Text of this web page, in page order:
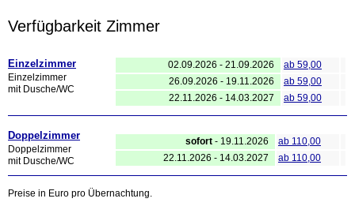
Verfügbarkeit Zimmer
Einzelzimmer
Einzelzimmer
mit Dusche/WC
02.09.2026 - 21.09.2026
ab 59,00
26.09.2026 - 19.11.2026
ab 59,00
22.11.2026 - 14.03.2027
ab 59,00
Doppelzimmer
Doppelzimmer
mit Dusche/WC
sofort - 19.11.2026
ab 110,00
22.11.2026 - 14.03.2027
ab 110,00
Preise in Euro pro Übernachtung.